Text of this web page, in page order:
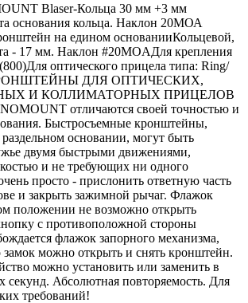
Blaser-Кольца 30 мм +3 мм
основания кольца. Наклон 20МОА
на едином основанииКольцевой,
- 17 мм. Наклон #20MOAДля крепления
оптического прицела типа: Ring/
ДЛЯ ОПТИЧЕСКИХ,
И КОЛЛИМАТОРНЫХ ПРИЦЕЛОВ
отличаются своей точностью и
Быстросъемные кронштейны,
основании, могут быть
двумя быстрыми движениями,
и не требующих ни одного
просто - прислонить ответную часть
и закрыть зажимной рычаг. Флажок
положении не возможно открыть
с противоположной стороны
флажок запорного механизма,
замок можно открыть и снять кронштейн.
можно установить или заменить в
секунд. Абсолютная повторяемость. Для
требований!